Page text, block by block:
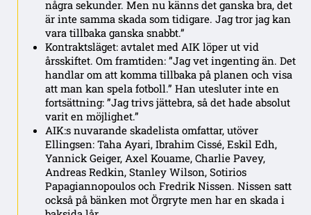
några sekunder. Men nu känns det ganska bra, det
är inte samma skada som tidigare. Jag tror jag kan
vara tillbaka ganska snabbt.”
Kontraktsläget: avtalet med AIK löper ut vid
årsskiftet. Om framtiden: ”Jag vet ingenting än. Det
handlar om att komma tillbaka på planen och visa
att man kan spela fotboll.” Han utesluter inte en
fortsättning: ”Jag trivs jättebra, så det hade absolut
varit en möjlighet.”
AIK:s nuvarande skadelista omfattar, utöver
Ellingsen: Taha Ayari, Ibrahim Cissé, Eskil Edh,
Yannick Geiger, Axel Kouame, Charlie Pavey,
Andreas Redkin, Stanley Wilson, Sotirios
Papagiannopoulos och Fredrik Nissen. Nissen satt
också på bänken mot Örgryte men har en skada i